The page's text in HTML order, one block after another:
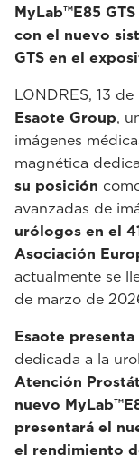
MyLab™E85
con el nuevo
GTS en el
LONDRES, 13
Esaote Group,
imágenes
magnética
su posición
avanzadas de
urólogos en el
Asociación
actualmente se
de marzo de
Esaote presenta
dedicada a la
Atención
nuevo
presentará el
el rendimiento